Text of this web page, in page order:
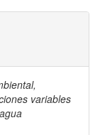
variables